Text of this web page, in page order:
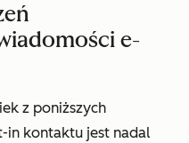
e-
z poniższych
in kontaktu jest nadal